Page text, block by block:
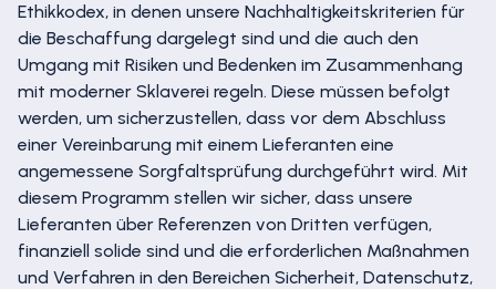
Ethikkodex, in denen unsere Nachhaltigkeitskriterien für
die Beschaffung dargelegt sind und die auch den
Umgang mit Risiken und Bedenken im Zusammenhang
mit moderner Sklaverei regeln. Diese müssen befolgt
werden, um sicherzustellen, dass vor dem Abschluss
einer Vereinbarung mit einem Lieferanten eine
angemessene Sorgfaltsprüfung durchgeführt wird. Mit
diesem Programm stellen wir sicher, dass unsere
Lieferanten über Referenzen von Dritten verfügen,
finanziell solide sind und die erforderlichen Maßnahmen
und Verfahren in den Bereichen Sicherheit, Datenschutz,